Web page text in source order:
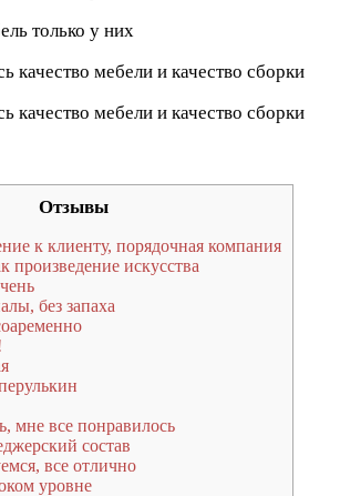
Отзывы
к клиенту, порядочная компания
произведение искусства
без запаха
мне все понравилось
состав
все отлично
уровне